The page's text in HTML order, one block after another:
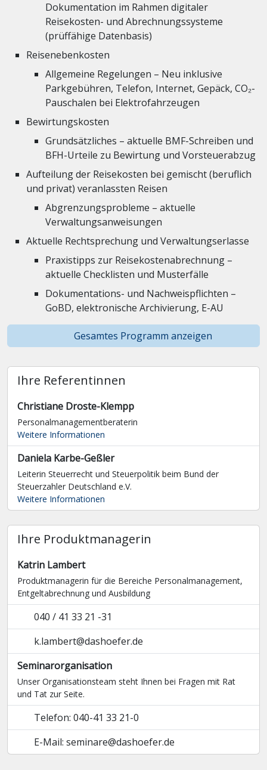
Dokumentation im Rahmen digitaler
Reisekosten- und Abrechnungssysteme
(prüffähige Datenbasis)
Reisenebenkosten
Allgemeine Regelungen – Neu inklusive
Parkgebühren, Telefon, Internet, Gepäck, CO₂-
Pauschalen bei Elektrofahrzeugen
Bewirtungskosten
Grundsätzliches – aktuelle BMF-Schreiben und
BFH-Urteile zu Bewirtung und Vorsteuerabzug
Aufteilung der Reisekosten bei gemischt (beruflich
und privat) veranlassten Reisen
Abgrenzungsprobleme – aktuelle
Verwaltungsanweisungen
Aktuelle Rechtsprechung und Verwaltungserlasse
Praxistipps zur Reisekostenabrechnung –
aktuelle Checklisten und Musterfälle
Dokumentations- und Nachweispflichten –
GoBD, elektronische Archivierung, E-AU
Gesamtes Programm anzeigen
Ihre Referentinnen
Christiane Droste-Klempp
Personalmanagementberaterin
Weitere Informationen
Daniela Karbe-Geßler
Leiterin Steuerrecht und Steuerpolitik beim Bund der
Steuerzahler Deutschland e.V.
Weitere Informationen
Ihre Produktmanagerin
Katrin Lambert
Produktmanagerin für die Bereiche Personalmanagement,
Entgelt­abrechnung und Ausbildung
040 / 41 33 21 -31
k.lambert@dashoefer.de
Seminarorganisation
Unser Organisationsteam steht Ihnen bei Fragen mit Rat
und Tat zur Seite.
Telefon: 040-41 33 21-0
E-Mail: seminare@dashoefer.de